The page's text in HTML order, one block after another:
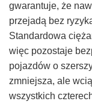
gwarantuje, że
przejadą bez
Standardowa
więc pozostaje
pojazdów o
zmniejsza, ale
wszystkich